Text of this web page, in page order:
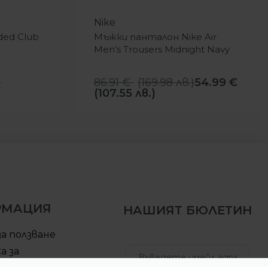
Club
Nike
Мъжки панталон Nike Air
Men’s Trousers Midnight Navy
86.91€ (169.98лв.)54.99€
(107.55 лв.)
ползване
за
НАШИЯТ БЮЛЕТИН